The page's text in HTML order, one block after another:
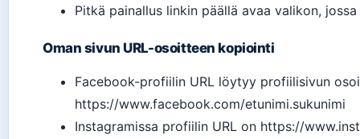
Pitkä painallus linkin päällä avaa valikon,
Oman sivun URL-osoitteen kopiointi
Facebook-profiilin URL löytyy profiilisivun
https://www.facebook.com/etunimi.sukunimi
Instagramissa profiilin URL on https://